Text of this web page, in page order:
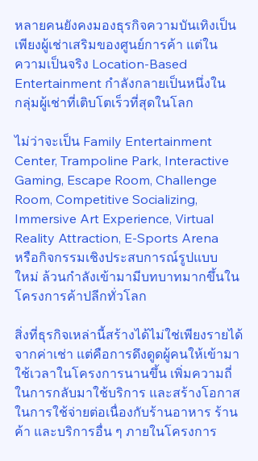
หลายคนยังคงมองธุรกิจความบันเทิงเป็น
เพียงผู้เช่าเสริมของศูนย์การค้า แต่ใน
ความเป็นจริง Location-Based
Entertainment กำลังกลายเป็นหนึ่งใน
กลุ่มผู้เช่าที่เติบโตเร็วที่สุดในโลก
ไม่ว่าจะเป็น Family Entertainment
Center, Trampoline Park, Interactive
Gaming, Escape Room, Challenge
Room, Competitive Socializing,
Immersive Art Experience, Virtual
Reality Attraction, E-Sports Arena
หรือกิจกรรมเชิงประสบการณ์รูปแบบ
ใหม่ ล้วนกำลังเข้ามามีบทบาทมากขึ้นใน
โครงการค้าปลีกทั่วโลก
สิ่งที่ธุรกิจเหล่านี้สร้างได้ไม่ใช่เพียงรายได้
จากค่าเช่า แต่คือการดึงดูดผู้คนให้เข้ามา
ใช้เวลาในโครงการนานขึ้น เพิ่มความถี่
ในการกลับมาใช้บริการ และสร้างโอกาส
ในการใช้จ่ายต่อเนื่องกับร้านอาหาร ร้าน
ค้า และบริการอื่น ๆ ภายในโครงการ